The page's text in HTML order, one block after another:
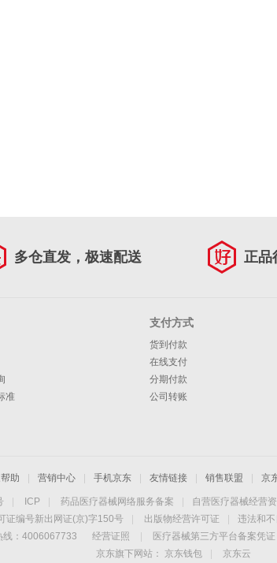
多仓直发，极速配送 正品
准
支付方式
货到付款
在线支付
分期付款
公司转账
助 营销中心 手机京东 友情链接 销售联盟 京
ICP 药品医疗器械网络服务备案 自营医疗器械经营
证编号新出网证(京)字150号
出版物经营许可证
违法和
线：4006067733 经营证照 医疗器械第三方平台备案凭
京东旗下网站：
京东钱包 京东云